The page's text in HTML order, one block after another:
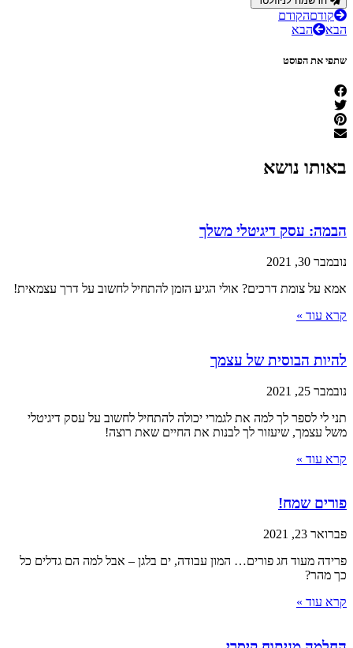
קודםהקודם
הבא
הבא
שתפי את הפוסט
באותו נושא
הבמה: עסק דיגיטלי משלך
נובמבר 30, 2021
אמא על צומת דרכים? אולי הגיע הזמן להתחיל לחשוב על דרך עצמאית!
קרא עוד »
להיות הבוסית של עצמך
נובמבר 25, 2021
תני לי לספר לך למה את לגמרי יכולה להתחיל לחשוב על עסק דיגיטלי
משל עצמך, שיעזור לך לבנות את החיים שאת רוצה!
קרא עוד »
פורים שמח!
פברואר 23, 2021
פרידה מעוד חג פורים… המון עבודה, ים בלגן – אבל למה הם גדלים כל
כך מהר?
קרא עוד »